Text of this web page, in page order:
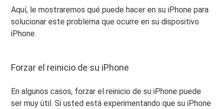
Aquí, le mostraremos qué puede hacer en su iPhone para
solucionar este problema que ocurre en su dispositivo
iPhone.
Forzar el reinicio de su iPhone
En algunos casos, forzar el reinicio de su iPhone puede
ser muy útil. Si usted está experimentando que su iPhone